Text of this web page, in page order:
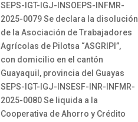
SEPS-IGT-IGJ-INSOEPS-INFMR-
2025-0079 Se declara la disolución
de la Asociación de Trabajadores
Agrícolas de Pilotsa “ASGRIPI”,
con domicilio en el cantón
Guayaquil, provincia del Guayas
SEPS-IGT-IGJ-INSESF-INR-INFMR-
2025-0080 Se liquida a la
Cooperativa de Ahorro y Crédito